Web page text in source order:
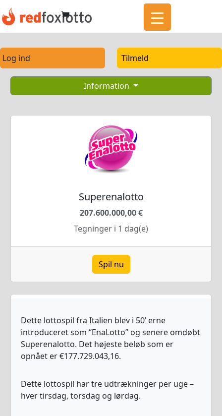
Log ind Tilmeld
Information
Dette lottospil fra Italien blev i 50’ erne
introduceret som “EnaLotto” og senere omdøbt
Superenalotto. Det højeste beløb som er
opnået er €177.729.043,16.
Dette lottospil har tre udtrækninger per uge –
hver tirsdag, torsdag og lørdag.
Superenalotto
207.600.000,00 €
Tegninger i 1 dag(e)
Spil nu